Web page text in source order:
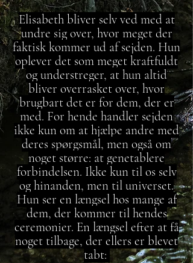
Elisabeth bliver selv ved med at
undre sig over, hvor meget der
faktisk kommer ud af sejden. Hun
oplever det som meget kraftfuldt
og understreger, at hun altid
bliver overrasket over, hvor
brugbart det er for dem, der er
med. For hende handler sejden
ikke kun om at hjælpe andre med
deres spørgsmål, men også om
noget større: at genetablere
forbindelsen. Ikke kun til os selv
og hinanden, men til universet.
Hun ser en længsel hos mange af
dem, der kommer til hendes
ceremonier. En længsel efter at få
noget tilbage, der ellers er blevet
tabt: